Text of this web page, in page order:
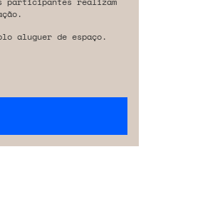
aluguer de espaço.